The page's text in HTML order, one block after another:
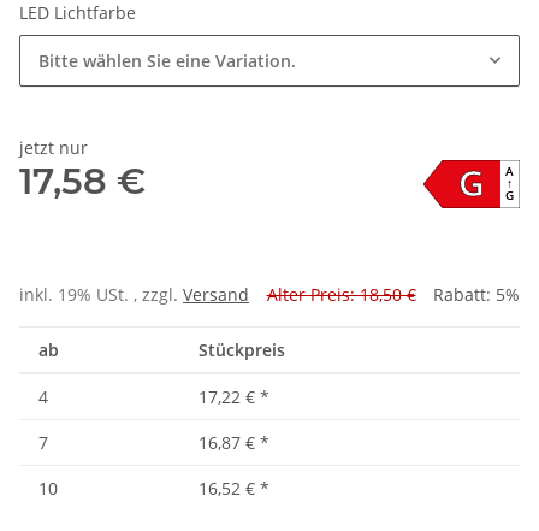
LED Lichtfarbe
Bitte wählen Sie eine Variation.
jetzt nur
17,58 € A
↑
G
G
inkl. 19% USt. , zzgl. Versand Alter Preis: 18,50 € Rabatt: 5%
ab Stückpreis
4 17,22 € *
7
16,87 € *
10
16,52 € *